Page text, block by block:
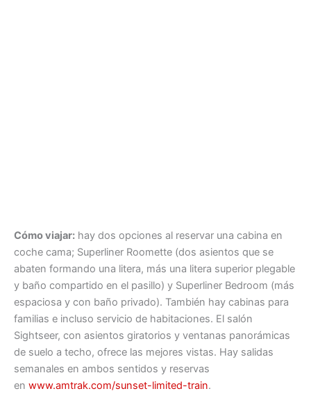
Cómo viajar: hay dos opciones al reservar una cabina en
coche cama; Superliner Roomette (dos asientos que se
abaten formando una litera, más una litera superior plegable
y baño compartido en el pasillo) y Superliner Bedroom (más
espaciosa y con baño privado). También hay cabinas para
familias e incluso servicio de habitaciones. El salón
Sightseer, con asientos giratorios y ventanas panorámicas
de suelo a techo, ofrece las mejores vistas. Hay salidas
semanales en ambos sentidos y reservas
en www.amtrak.com/sunset-limited-train.